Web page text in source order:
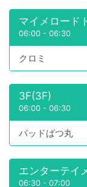
マイメロード
06:00 - 06:30
クロミ
3F(3F)
06:00 - 06:30
バッドばつ丸
エンターテイ
06:30 - 07:00